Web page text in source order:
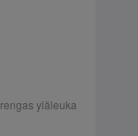
yläleuka